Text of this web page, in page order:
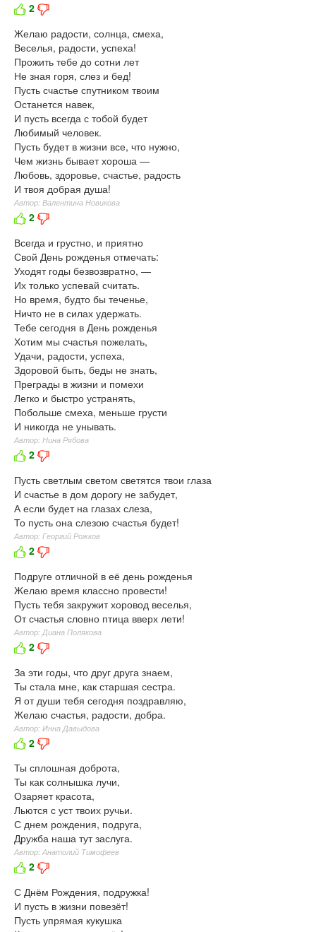
2
Желаю радости, солнца, смеха,
Веселья, радости, успеха!
Прожить тебе до сотни лет
Не зная горя, слез и бед!
Пусть счастье спутником твоим
Останется навек,
И пусть всегда с тобой будет
Любимый человек.
Пусть будет в жизни все, что нужно,
Чем жизнь бывает хороша —
Любовь, здоровье, счастье, радость
И твоя добрая душа!
Автор: Валентина Новикова
2
Всегда и грустно, и приятно
Свой День рожденья отмечать:
Уходят годы безвозвратно, —
Их только успевай считать.
Но время, будто бы теченье,
Ничто не в силах удержать.
Тебе сегодня в День рожденья
Хотим мы счастья пожелать,
Удачи, радости, успеха,
Здоровой быть, беды не знать,
Преграды в жизни и помехи
Легко и быстро устранять,
Побольше смеха, меньше грусти
И никогда не унывать.
Автор: Нина Рябова
2
Пусть светлым светом светятся твои глаза
И счастье в дом дорогу не забудет,
А если будет на глазах слеза,
То пусть она слезою счастья будет!
Автор: Георгий Рожков
2
Подруге отличной в её день рожденья
Желаю время классно провести!
Пусть тебя закружит хоровод веселья,
От счастья словно птица вверх лети!
Автор: Диана Полякова
2
За эти годы, что друг друга знаем,
Ты стала мне, как старшая сестра.
Я от души тебя сегодня поздравляю,
Желаю счастья, радости, добра.
Автор: Инна Давыдова
2
Ты сплошная доброта,
Ты как солнышка лучи,
Озаряет красота,
Льются с уст твоих ручьи.
С днем рождения, подруга,
Дружба наша тут заслуга.
Автор: Анатолий Тимофеев
2
С Днём Рождения, подружка!
И пусть в жизни повезёт!
Пусть упрямая кукушка